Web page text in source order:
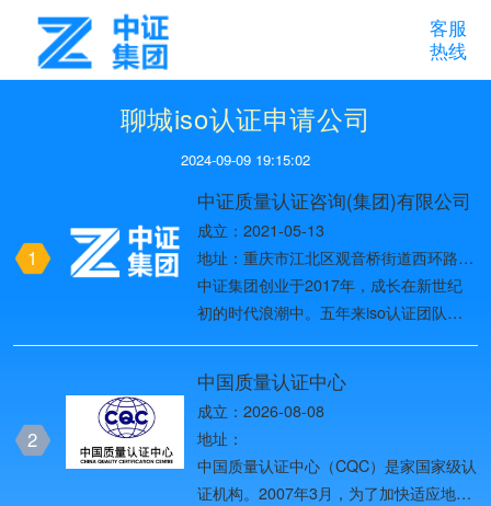
客服
热线
聊城iso认证申请公司
2024-09-09 19:15:02
1
中证质量认证咨询(集团)有限公司
成立：2021-05-13
地址：重庆市江北区观音桥街道西环路8
号1幢37-10
中证集团创业于2017年，成长在新世纪
初的时代浪潮中。五年来iso认证团队始
际化战略、全球化品牌战略四个发展阶
段，2019年进入第五个发展阶段——网
络化战略阶段，团队目前已发展为全国
ISO体系认证头部品牌。
2
中国质量认证中心
成立：2026-08-08
地址：
中国质量认证中心（CQC）是家国家级认
证机构。2007年3月，为了加快适应地方